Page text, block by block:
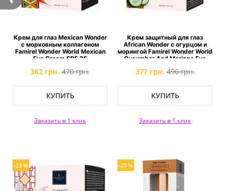
Крем для глаз Mexican Wonder
с морковным коллагеном
Famirel Wonder World Mexican
Eye Cream SPF 35
362 грн. 470 грн.
КУПИТЬ
Заказать в 1 клик
Крем защитный для глаз
African Wonder с огурцом и
морингой Famirel Wonder World
Cucumber And Moringa Eye
377 грн. 490 грн.
КУПИТЬ
Заказать в 1 клик
-23 % -23 %